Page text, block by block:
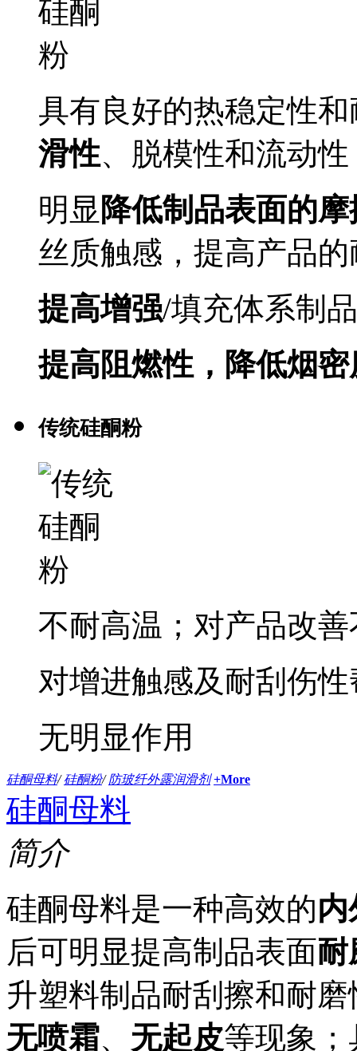
具有良好的热稳定性
滑性、脱模性和流动性
明显 降低制品表面的
丝质触感，提高产品
提高增强/填充体系制
提高阻燃性，降低烟密
传统硅酮粉
不耐高温；对产品改
对增进触感及耐刮伤
无明显作用
硅酮母料/ 硅酮粉/ 防玻纤外露润滑剂 +More
硅酮母料
简介
硅酮母料是一种高效的内
后可明显提高制品表面耐
升塑料制品耐刮擦和耐
无喷霜、 无起皮等现象